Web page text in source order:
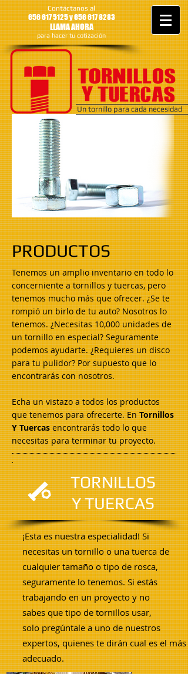
Contáctanos al
656 617 5125 y656 617 8283
LLAMA AHORA
para hacer tu cotización
Un tornillo para cada necesidad
PRODUCTOS
Tenemos un amplio inventario en todo lo
concerniente a tornillos y tuercas, pero
tenemos mucho más que ofrecer. ¿Se te
rompió un birlo de tu auto? Nosotros lo
tenemos. ¿Necesitas 10,000 unidades de
un tornillo en especial? Seguramente
podemos ayudarte. ¿Requieres un disco
para tu pulidor? Por supuesto que lo
encontrarás con nosotros.
Echa un vistazo a todos los productos
que tenemos para ofrecerte. EnTornillos
Y Tuercasencontrarás todo lo que
necesitas para terminar tu proyecto.
TORNILLOS
Y TUERCAS
¡Esta es nuestra especialidad! Si
necesitas un tornillo o una tuerca de
cualquier tamaño o tipo de rosca,
seguramente lo tenemos. Si estás
trabajando en un proyecto y no
sabes que tipo de tornillos usar,
solo pregúntale a uno de nuestros
expertos, quienes te dirán cual es el más
adecuado.